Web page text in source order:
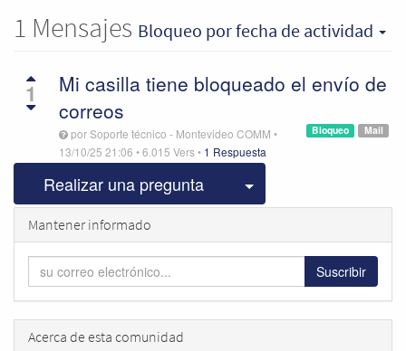
1 Mensajes Bloqueo por fecha de actividad
1
Mi casilla tiene bloqueado el envío de
correos
Mail
Bloqueo
porSoporte técnico - Montevideo COMM •
13/10/25 21:06 •6.015 Vers• 1 Respuesta
Realizar una pregunta Seleccionar
Mantener informado
Suscribir
Acerca de esta comunidad